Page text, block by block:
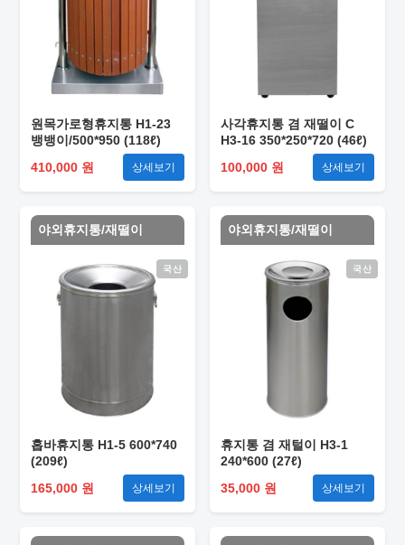
원목가로형휴지통 H1-23
뱅뱅이/500*950 (118ℓ)
410,000 원
상세보기
사각휴지통 겸 재떨이 C
H3-16 350*250*720 (46ℓ)
100,000 원
상세보기
야외휴지통/재떨이
국산
홉바휴지통 H1-5 600*740
(209ℓ)
165,000 원
상세보기
야외휴지통/재떨이
국산
휴지통 겸 재털이 H3-1
240*600 (27ℓ)
35,000 원
상세보기